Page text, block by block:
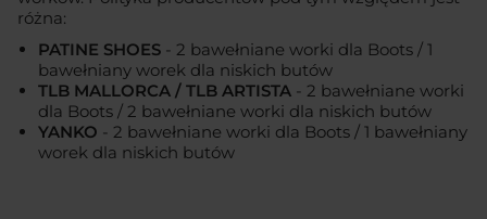
różna:
PATINE SHOES - 2 bawełniane worki dla Boots / 1
bawełniany worek dla niskich butów
TLB MALLORCA / TLB ARTISTA - 2 bawełniane worki
dla Boots / 2 bawełniane worki dla niskich butów
YANKO - 2 bawełniane worki dla Boots / 1 bawełniany
worek dla niskich butów